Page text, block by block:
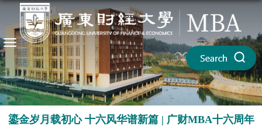
鎏金岁月载初心 十六风华谱新篇 | 广财MBA十六周年